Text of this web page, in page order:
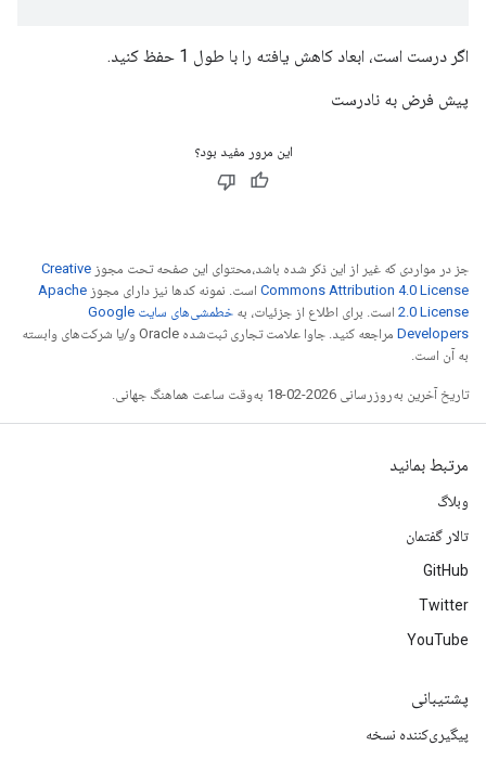
اگر درست است، ابعاد کاهش یافته را با طول 1 حفظ کنید.
پیش فرض به نادرست
این مرور مفید بود؟
جز در مواردی که غیر از این ذکر شده باشد،‌محتوای این صفحه تحت مجوز Creative
Commons Attribution 4.0 License است. نمونه کدها نیز دارای مجوز Apache
2.0 License است. برای اطلاع از جزئیات، به
خطمشی‌های سایت Google
Developers‏
مراجعه کنید. جاوا علامت تجاری ثبت‌شده Oracle و/یا شرکت‌های وابسته
به آن است.
تاریخ آخرین به‌روزرسانی 2026-02-18 به‌وقت ساعت هماهنگ جهانی.
مرتبط بمانید
وبلاگ
تالار گفتمان
GitHub
Twitter
YouTube
پشتیبانی
پیگیری‌کننده نسخه